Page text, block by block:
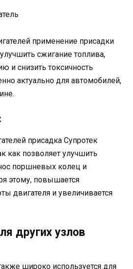
применение присадки
сжигание топлива,
и снизить токсичность
актуально для автомобилей,
присадка Супротек
как позволяет улучшить
поршневых колец и
этому, повышается
двигателя и увеличивается
других узлов
широко используется для